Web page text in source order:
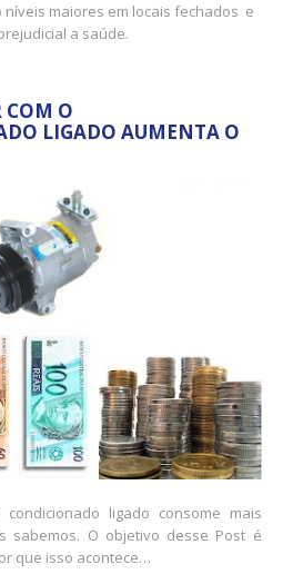
maiores em locais fechados e
a saúde.
COM O
LIGADO AUMENTA O
ligado consome mais
sabemos. O objetivo desse Post é
que isso acontece…